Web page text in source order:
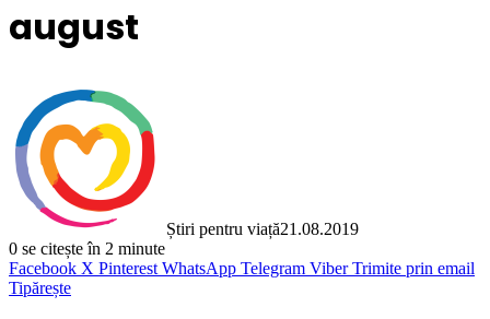
august
Știri pentru viață21.08.2019
0 se citește în 2 minute
Facebook X Pinterest WhatsApp Telegram Viber Trimite prin email
Tipărește